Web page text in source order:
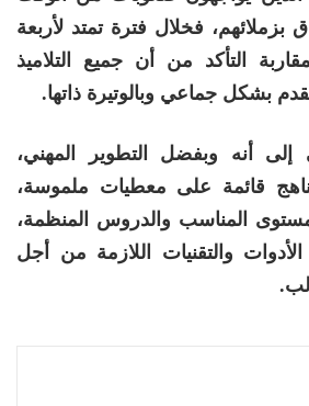
بزملائهم، فخلال فترة تمتد لأربعة
التأكد من أن جميع التلاميذ
بشكل جماعي وبالوتيرة ذاتها.
إلى أنه وبفضل التطوير المهني،
قائمة على معطيات ملموسة،
المناسب والدروس المنظمة،
والتقنيات اللازمة من أجل